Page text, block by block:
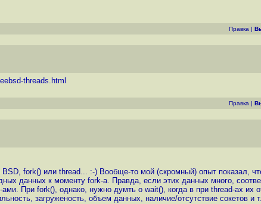
Правка |
threads.html
Правка |
fork() или thread... :-) Вообще-то мой (скромный) опыт показал,
данных к моменту fork-a. Правда, если этих данных много,
При fork(), однако, нужно думть о wait(), когда в при thread-ах их
загруженость, объем данных, наличие/отсутствие сокетов и